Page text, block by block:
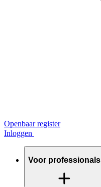
Openbaar register
Inloggen
Voor professionals